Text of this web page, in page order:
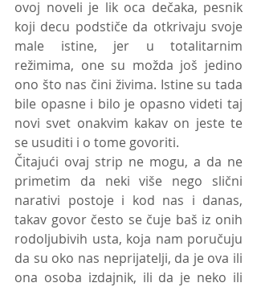
ovoj noveli je lik oca dečaka, pesnik
koji decu podstiče da otkrivaju svoje
male istine, jer u totalitarnim
režimima, one su možda još jedino
ono što nas čini živima. Istine su tada
bile opasne i bilo je opasno videti taj
novi svet onakvim kakav on jeste te
se usuditi i o tome govoriti.
Čitajući ovaj strip ne mogu, a da ne
primetim da neki više nego slični
narativi postoje i kod nas i danas,
takav govor često se čuje baš iz onih
rodoljubivih usta, koja nam poručuju
da su oko nas neprijatelji, da je ova ili
ona osoba izdajnik, ili da je neko ili